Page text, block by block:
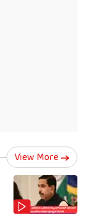
View More